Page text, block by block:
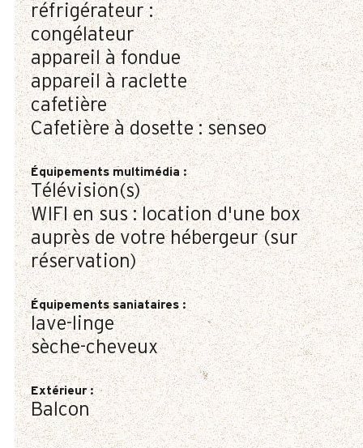
réfrigérateur :
congélateur
appareil à fondue
appareil à raclette
cafetière
Cafetière à dosette : senseo
Équipements multimédia :
Télévision(s)
WIFI en sus : location d'une box
auprès de votre hébergeur (sur
réservation)
Équipements saniataires :
lave-linge
sèche-cheveux
Extérieur:
Balcon